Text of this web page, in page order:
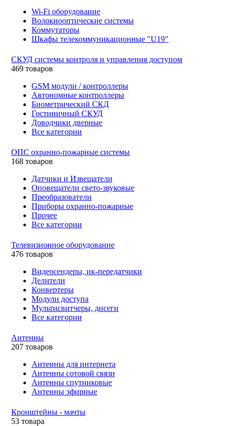
Wi-Fi оборудование
Волокнооптические системы
Коммутаторы
Шкафы телекоммуникационные "U19"
СКУД системы контроля и управления доступом
469 товаров
GSM модули / контроллеры
Автономные контроллеры
Биометрический СКД
Гостиничный СКУД
Доводчики дверные
Все категории
ОПС охранно-пожарные системы
168 товаров
Датчики и Извещатели
Оповещатели свето-звуковые
Преобразователи
Приборы охранно-пожарные
Прочее
Все категории
Телевизионное оборудование
476 товаров
Видеосендеры, ик-передатчики
Делители
Конвертеры
Модули доступа
Мультисвитчеры, дисеги
Все категории
Антенны
207 товаров
Антенны для интернета
Антенны сотовой связи
Антенны спутниковые
Антенны эфирные
Кронштейны - мачты
53 товара